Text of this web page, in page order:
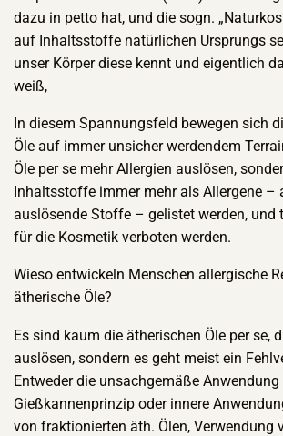
dazu in petto hat, und die sogn.
auf Inhaltsstoffe natürlichen Ursprungs
unser Körper diese kennt und eigentlich
weiß,
In diesem Spannungsfeld bewegen sich
Öle auf immer unsicher werdendem
Öle per se mehr Allergien auslösen,
Inhaltsstoffe immer mehr als Allergene –
auslösende Stoffe – gelistet werden, und
für die Kosmetik verboten werden.
Wieso entwickeln Menschen allergische
ätherische Öle?
Es sind kaum die ätherischen Öle per se,
auslösen, sondern es geht meist ein
Entweder die unsachgemäße
Gießkannenprinzip oder innere
von fraktionierten äth. Ölen, Verwendung